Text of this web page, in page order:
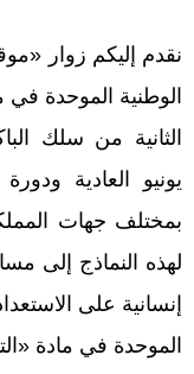
نقدم إليكم زوار
الوطنية الموحدة في
الثانية من سلك
يونيو العادية
بمختلف جهات
لهذه النماذج إلى
إنسانية على
الموحدة في مادة